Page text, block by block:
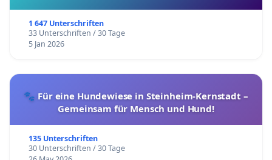
1 647 Unterschriften
33 Unterschriften / 30 Tage
5 Jan 2026
🐾 Für eine Hundewiese in Steinheim-Kernstadt –
Gemeinsam für Mensch und Hund!
135 Unterschriften
30 Unterschriften / 30 Tage